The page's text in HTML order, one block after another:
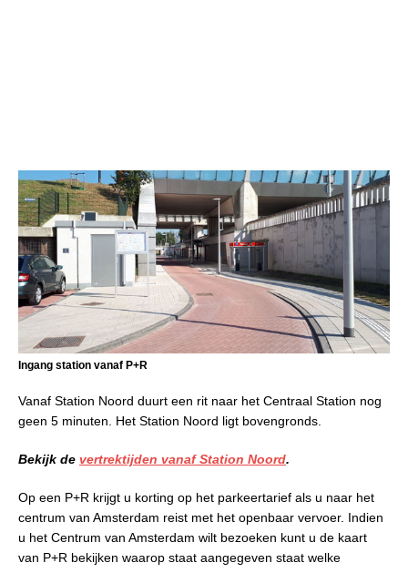
Ingang station vanaf P+R
Vanaf Station Noord duurt een rit naar het Centraal Station nog
geen 5 minuten. Het Station Noord ligt bovengronds.
Bekijk de vertrektijden vanaf Station Noord.
Op een P+R krijgt u korting op het parkeertarief als u naar het
centrum van Amsterdam reist met het openbaar vervoer. Indien
u het Centrum van Amsterdam wilt bezoeken kunt u de kaart
van P+R bekijken waarop staat aangegeven staat welke